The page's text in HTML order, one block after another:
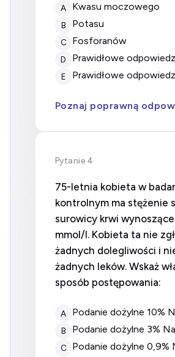
A kwasu moczowego
B potasu
C fosforanów
D prawidłowe
E prawidłowe
Poznaj poprawną
Pytanie 4
75-letnia kobieta w
kontrolnym ma stężenie
surowicy krwi wynoszące
mmol/l. Kobieta ta nie
żadnych dolegliwości i
żadnych leków. Wskaż
sposób postępowania:
A Podanie dożylne 10%
B Podanie dożylne 3%
C Podanie dożylne 0,9%